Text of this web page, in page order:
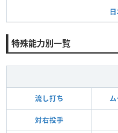
特殊能力別一覧
流し打ち ム
対右投手